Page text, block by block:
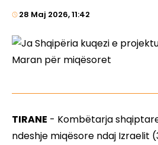
28 Maj 2026, 11:42
TIRANE - Kombëtarja
ndeshje miqësore ndaj Izraelit